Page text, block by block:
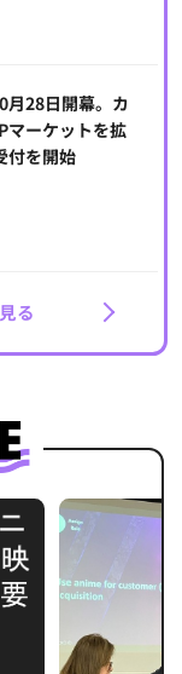
月28日開幕。カ
マーケットを拡
付を開始
る